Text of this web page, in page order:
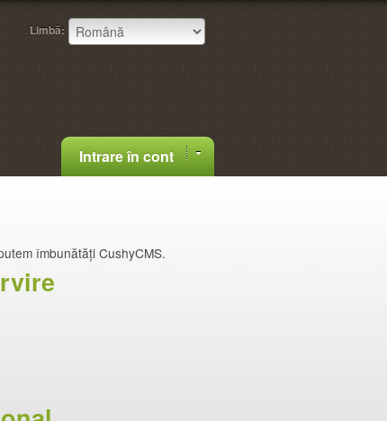
Limbă:
Intrare în cont
îmbunătăți CushyCMS.